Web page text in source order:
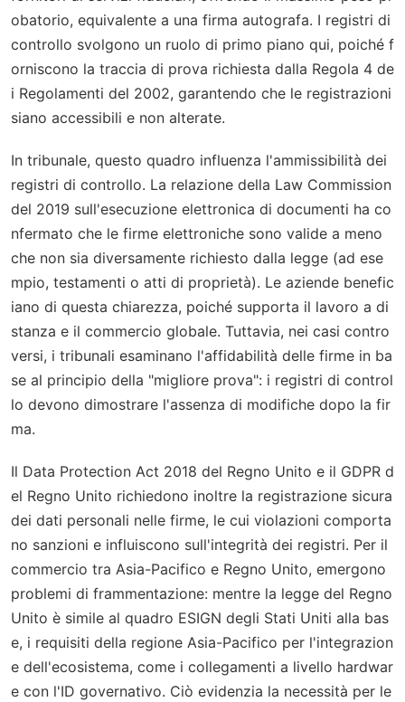
obatorio, equivalente a una firma autografa. I registri di
controllo svolgono un ruolo di primo piano qui, poiché f
orniscono la traccia di prova richiesta dalla Regola 4 de
i Regolamenti del 2002, garantendo che le registrazioni
siano accessibili e non alterate.
In tribunale, questo quadro influenza l'ammissibilità dei
registri di controllo. La relazione della Law Commission
del 2019 sull'esecuzione elettronica di documenti ha co
nfermato che le firme elettroniche sono valide a meno
che non sia diversamente richiesto dalla legge (ad ese
mpio, testamenti o atti di proprietà). Le aziende benefic
iano di questa chiarezza, poiché supporta il lavoro a di
stanza e il commercio globale. Tuttavia, nei casi contro
versi, i tribunali esaminano l'affidabilità delle firme in ba
se al principio della "migliore prova": i registri di control
lo devono dimostrare l'assenza di modifiche dopo la fir
ma.
Il Data Protection Act 2018 del Regno Unito e il GDPR d
el Regno Unito richiedono inoltre la registrazione sicura
dei dati personali nelle firme, le cui violazioni comporta
no sanzioni e influiscono sull'integrità dei registri. Per il
commercio tra Asia-Pacifico e Regno Unito, emergono
problemi di frammentazione: mentre la legge del Regno
Unito è simile al quadro ESIGN degli Stati Uniti alla bas
e, i requisiti della regione Asia-Pacifico per l'integrazion
e dell'ecosistema, come i collegamenti a livello hardwar
e con l'ID governativo. Ciò evidenzia la necessità per le